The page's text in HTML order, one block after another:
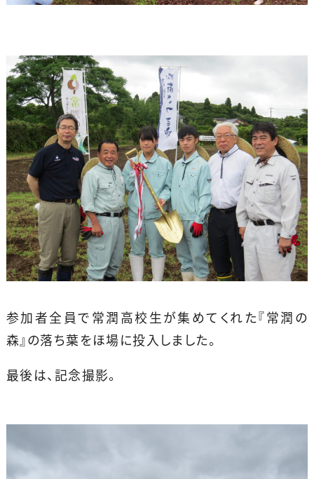
参加者全員で常潤高校生が集めてくれた『常潤の
森』の落ち葉をほ場に投入しました。
最後は、記念撮影。